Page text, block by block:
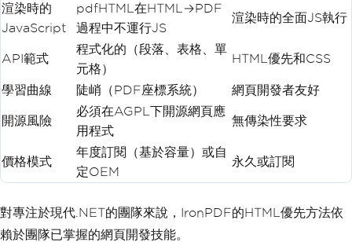
渲染時的
JavaScript
pdfHTML在HTML→PDF
過程中不運行JS
渲染時的全面JS執行
API範式
程式化的（段落、表格、單
元格）
HTML優先和CSS
學習曲線 陡峭（PDF座標系統） 網頁開發者友好
開源風險
必須在AGPL下開源網頁應
用程式
無傳染性要求
價格模式
年度訂閱（基於容量）或自
定OEM
永久或訂閱
對專注於現代.NET的團隊來說，IronPDF的HTML優先方法依
賴於團隊已掌握的網頁開發技能。